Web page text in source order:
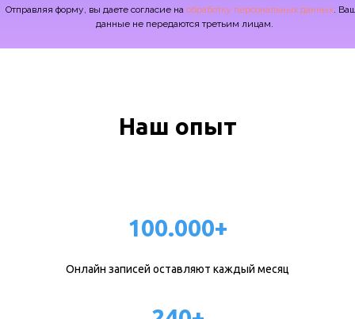
Отправляя форму, вы даете согласие на обработку персональных данных.
данные не передаются третьим лицам.
Наш опыт
100.000+
Онлайн записей оставляют каждый месяц